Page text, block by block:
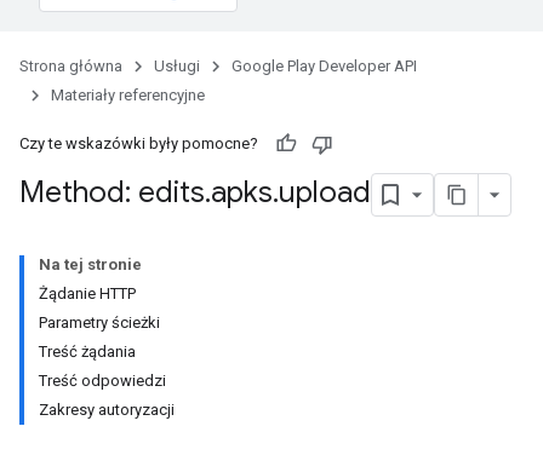
Strona główna Usługi
Google Play Developer API
Materiały referencyjne
Czy te wskazówki były pomocne?
Method: edits.apks.upload
Na tej stronie
Żądanie HTTP
Parametry ścieżki
Treść żądania
Treść odpowiedzi
Zakresy autoryzacji